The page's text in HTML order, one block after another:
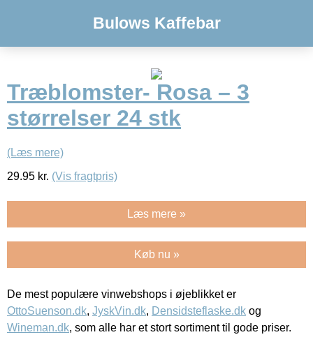
Bulows Kaffebar
Træblomster- Rosa – 3
størrelser 24 stk
(Læs mere)
29.95 kr. (Vis fragtpris)
Læs mere »
Køb nu »
De mest populære vinwebshops i øjeblikket er
OttoSuenson.dk, JyskVin.dk, Densidsteflaske.dk og
Wineman.dk, som alle har et stort sortiment til gode priser.